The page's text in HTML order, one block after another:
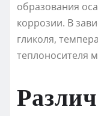
образования
коррозии. В
гликоля,
теплоносителя